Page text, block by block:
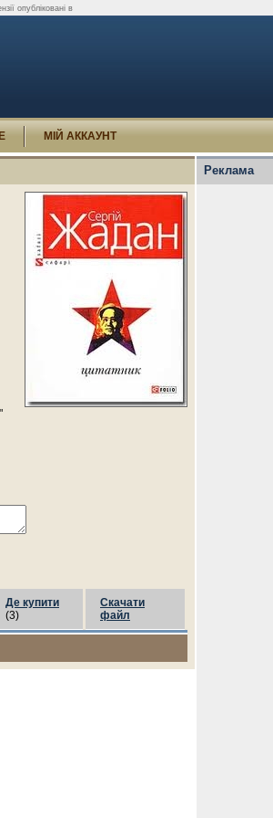
опубліковані в
МІЙ АККАУНТ
Де купити
(3)
Скачати
файл
Реклама